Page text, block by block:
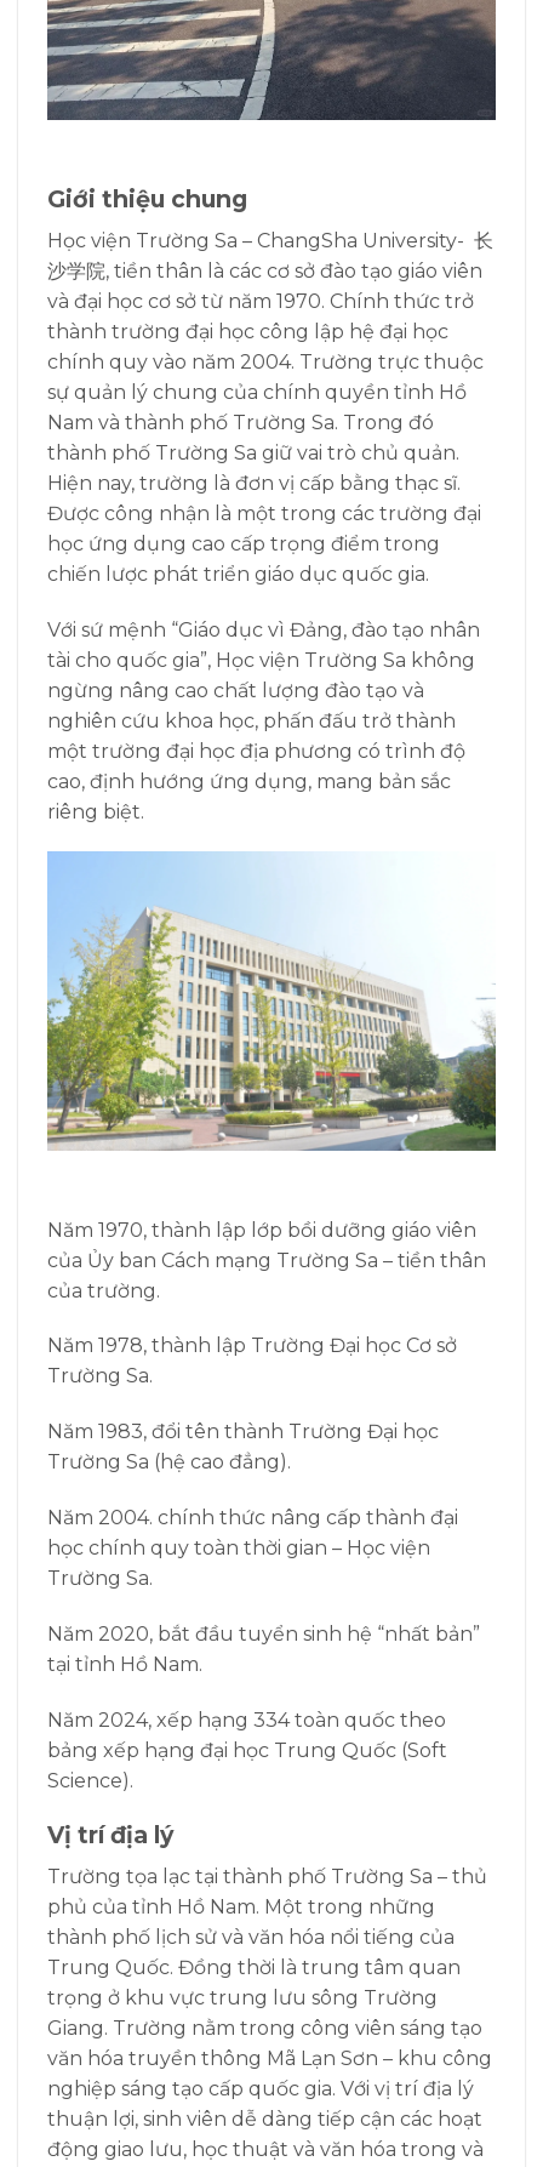
Giới thiệu chung
Học viện Trường Sa – ChangSha University- 长
沙学院, tiền thân là các cơ sở đào tạo giáo viên
và đại học cơ sở từ năm 1970. Chính thức trở
thành trường đại học công lập hệ đại học
chính quy vào năm 2004. Trường trực thuộc
sự quản lý chung của chính quyền tỉnh Hồ
Nam và thành phố Trường Sa. Trong đó
thành phố Trường Sa giữ vai trò chủ quản.
Hiện nay, trường là đơn vị cấp bằng thạc sĩ.
Được công nhận là một trong các trường đại
học ứng dụng cao cấp trọng điểm trong
chiến lược phát triển giáo dục quốc gia.
Với sứ mệnh “Giáo dục vì Đảng, đào tạo nhân
tài cho quốc gia”, Học viện Trường Sa không
ngừng nâng cao chất lượng đào tạo và
nghiên cứu khoa học, phấn đấu trở thành
một trường đại học địa phương có trình độ
cao, định hướng ứng dụng, mang bản sắc
riêng biệt.
Năm 1970, thành lập lớp bồi dưỡng giáo viên
của Ủy ban Cách mạng Trường Sa – tiền thân
của trường.
Năm 1978, thành lập Trường Đại học Cơ sở
Trường Sa.
Năm 1983, đổi tên thành Trường Đại học
Trường Sa (hệ cao đẳng).
Năm 2004. chính thức nâng cấp thành đại
học chính quy toàn thời gian – Học viện
Trường Sa.
Năm 2020, bắt đầu tuyển sinh hệ “nhất bản”
tại tỉnh Hồ Nam.
Năm 2024, xếp hạng 334 toàn quốc theo
bảng xếp hạng đại học Trung Quốc (Soft
Science).
Vị trí địa lý
Trường tọa lạc tại thành phố Trường Sa – thủ
phủ của tỉnh Hồ Nam. Một trong những
thành phố lịch sử và văn hóa nổi tiếng của
Trung Quốc. Đồng thời là trung tâm quan
trọng ở khu vực trung lưu sông Trường
Giang. Trường nằm trong công viên sáng tạo
văn hóa truyền thông Mã Lạn Sơn – khu công
nghiệp sáng tạo cấp quốc gia. Với vị trí địa lý
thuận lợi, sinh viên dễ dàng tiếp cận các hoạt
động giao lưu, học thuật và văn hóa trong và